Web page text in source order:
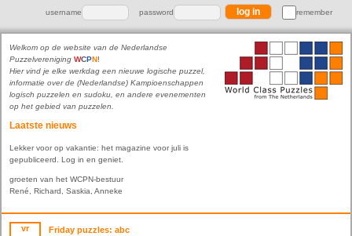
username password remember
Welkom op de website van de Nederlandse
Puzzelvereniging WCPN!
Hier vind je elke werkdag een nieuwe logische puzzel,
informatie over de (Nederlandse) Kampioenschappen
logisch puzzelen en sudoku, en andere evenementen
op het gebied van puzzelen.
Laatste nieuws
Lekker voor op vakantie: het magazine voor juli is
gepubliceerd. Log in en geniet.
groeten van het WCPN-bestuur
René, Richard, Saskia, Anneke
vr Friday puzzles: abc